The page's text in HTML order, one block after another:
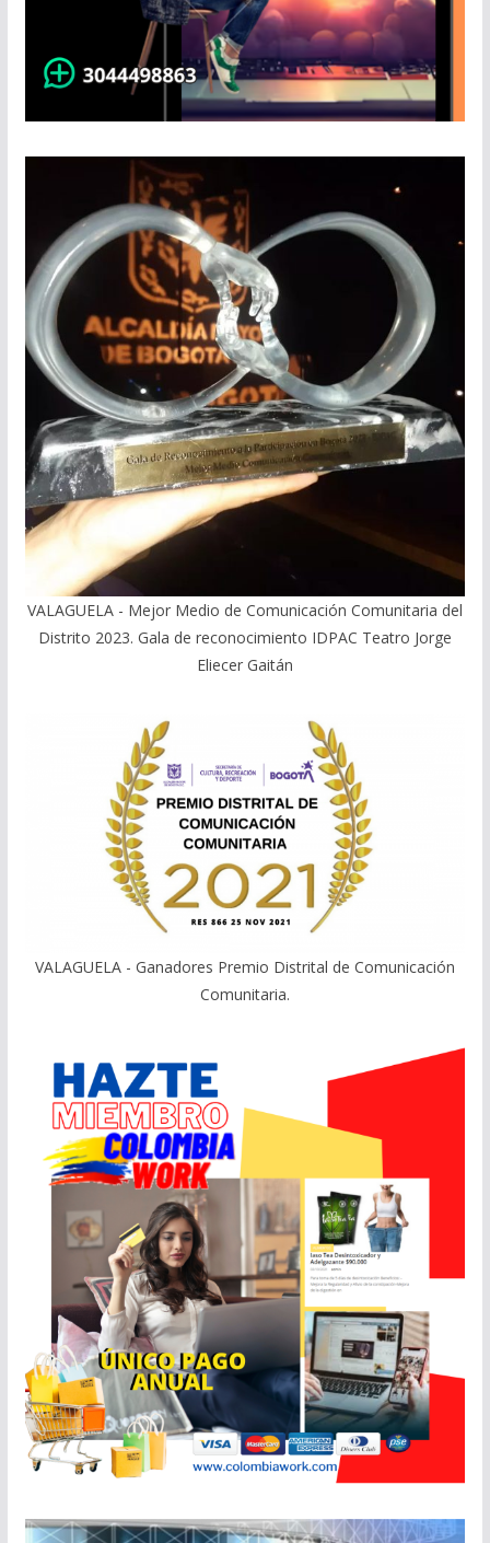
VALAGUELA - Mejor Medio de Comunicación Comunitaria del
Distrito 2023. Gala de reconocimiento IDPAC Teatro Jorge
Eliecer Gaitán
VALAGUELA - Ganadores Premio Distrital de Comunicación
Comunitaria.